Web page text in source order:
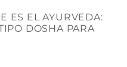
ES EL AYURVEDA:
DOSHA PARA